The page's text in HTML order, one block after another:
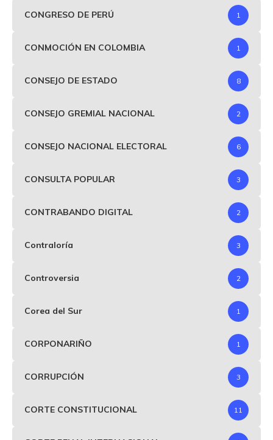
CONGRESO DE PERÚ 1
CONMOCIÓN EN COLOMBIA 1
CONSEJO DE ESTADO 8
CONSEJO GREMIAL NACIONAL 2
CONSEJO NACIONAL ELECTORAL 6
CONSULTA POPULAR 3
CONTRABANDO DIGITAL 2
Contraloría 3
Controversia 2
Corea del Sur 1
CORPONARIÑO 1
CORRUPCIÓN 3
CORTE CONSTITUCIONAL 11